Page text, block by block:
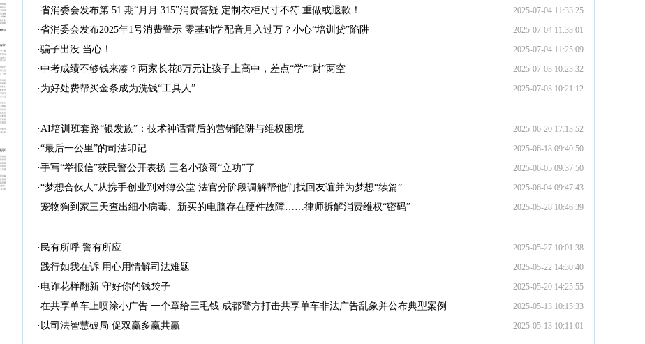
·省消委会发布第 51 期“月月 315”消费答疑 定制衣柜尺寸不符 重做或退款！ 2025-07-04 11:33:25
·省消委会发布2025年1号消费警示 零基础学配音月入过万？小心“培训贷”陷阱 2025-07-04 11:33:01
·骗子出没 当心！ 2025-07-04 11:25:09
·中考成绩不够钱来凑？两家长花8万元让孩子上高中，差点“学”“财”两空 2025-07-03 10:23:32
·为好处费帮买金条成为洗钱“工具人” 2025-07-03 10:21:12
·AI培训班套路“银发族”：技术神话背后的营销陷阱与维权困境 2025-06-20 17:13:52
·“最后一公里”的司法印记 2025-06-18 09:40:50
·手写“举报信”获民警公开表扬 三名小孩哥“立功”了 2025-06-05 09:37:50
·“梦想合伙人”从携手创业到对簿公堂 法官分阶段调解帮他们找回友谊并为梦想“续篇” 2025-06-04 09:47:43
·宠物狗到家三天查出细小病毒、新买的电脑存在硬件故障……律师拆解消费维权“密码” 2025-05-28 10:46:39
·民有所呼 警有所应 2025-05-27 10:01:38
·践行如我在诉 用心用情解司法难题 2025-05-22 14:30:40
·电诈花样翻新 守好你的钱袋子 2025-05-20 14:25:55
·在共享单车上喷涂小广告 一个章给三毛钱 成都警方打击共享单车非法广告乱象并公布典型案例 2025-05-13 10:15:33
·以司法智慧破局 促双赢多赢共赢 2025-05-13 10:11:01